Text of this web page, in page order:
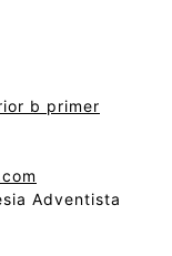
b primer
Adventista